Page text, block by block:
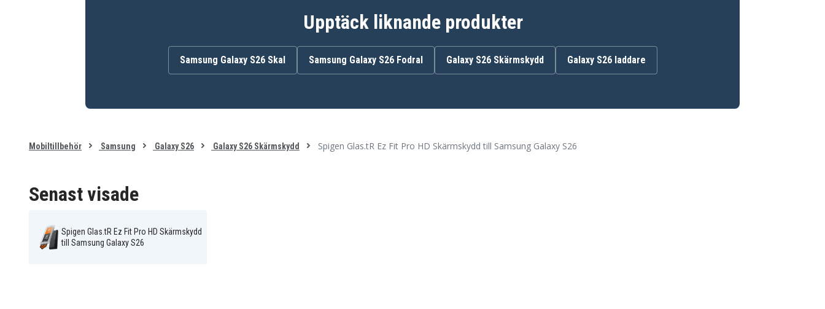
Upptäck liknande produkter
Samsung Galaxy S26 Skal Samsung Galaxy S26 Fodral Galaxy S26 Skärmskydd Galaxy S26 laddare
Mobiltillbehör Samsung Galaxy S26 Galaxy S26 Skärmskydd Spigen Glas.tR Ez Fit Pro HD Skärmskydd till Samsung Galaxy S26
Senast visade
Spigen Glas.tR Ez Fit Pro HD Skärmskydd
till Samsung Galaxy S26